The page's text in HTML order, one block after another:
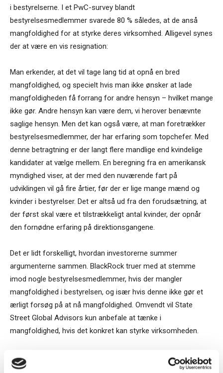
i bestyrelserne. I et PwC-survey blandt
bestyrelsesmedlemmer svarede 80 % således, at de anså
mangfoldighed for at styrke deres virksomhed. Alligevel synes
der at være en vis resignation:
Man erkender, at det vil tage lang tid at opnå en bred
mangfoldighed, og specielt hvis man ikke ønsker at lade
mangfoldigheden få forrang for andre hensyn – hvilket mange
ikke gør. Andre hensyn kan være dem, vi herover benævnte
saglige hensyn. Men det kan også være, at man foretrækker
bestyrelsesmedlemmer, der har erfaring som topchefer. Med
denne betragtning er der langt flere mandlige end kvindelige
kandidater at vælge mellem. En beregning fra en amerikansk
myndighed viser, at der med den nuværende fart på
udviklingen vil gå fire årtier, før der er lige mange mænd og
kvinder i bestyrelser. Det er altså ud fra den forudsætning, at
der først skal være et tilstrækkeligt antal kvinder, der opnår
den fornødne erfaring på direktionsgangene.
Det er lidt forskelligt, hvordan investorerne summer
argumenterne sammen. BlackRock truer med at stemme
imod nogle bestyrelsesmedlemmer, hvis der mangler
mangfoldighed i bestyrelsen, og især hvis denne ikke gør et
ærligt forsøg på at nå mangfoldighed. Omvendt vil State
Street Global Advisors kun anbefale at tænke i
mangfoldighed, hvis det konkret kan styrke virksomheden.